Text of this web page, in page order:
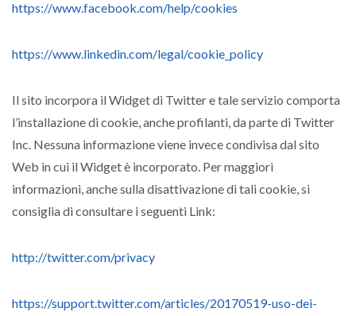
https://www.facebook.com/help/cookies
https://www.linkedin.com/legal/cookie_policy
Il sito incorpora il Widget di Twitter e tale servizio comporta
l’installazione di cookie, anche profilanti, da parte di Twitter
Inc. Nessuna informazione viene invece condivisa dal sito
Web in cui il Widget è incorporato. Per maggiori
informazioni, anche sulla disattivazione di tali cookie, si
consiglia di consultare i seguenti Link:
http://twitter.com/privacy
https://support.twitter.com/articles/20170519-uso-dei-